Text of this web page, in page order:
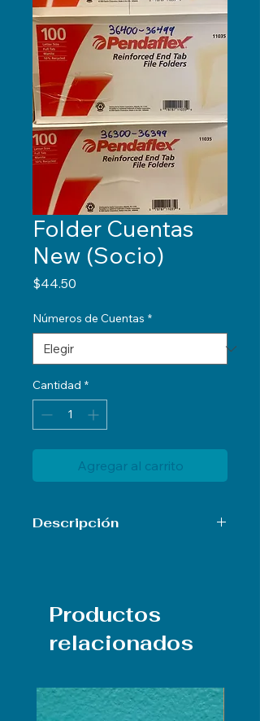
Folder Cuentas
New (Socio)
$44.50
Números de Cuentas *
Cantidad *
Agregar al carrito
Descripción
Productos
relacionados